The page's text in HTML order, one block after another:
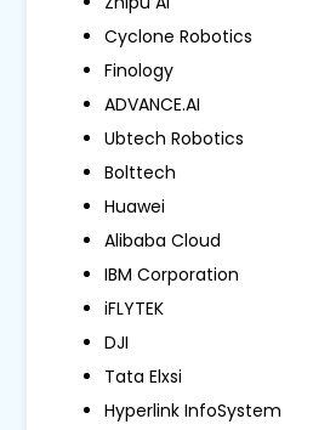
Cyclone Robotics
Finology
ADVANCE.AI
Ubtech Robotics
Bolttech
Huawei
Alibaba Cloud
IBM Corporation
iFLYTEK
DJI
Tata Elxsi
Hyperlink InfoSystem